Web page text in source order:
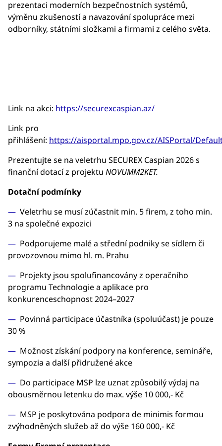
prezentaci moderních bezpečnostních systémů,
výměnu zkušeností a navazování spolupráce mezi
odborníky, státními složkami a firmami z celého světa.
Link na akci: https://securexcaspian.az/
Link pro
přihlášení: https://aisportal.mpo.gov.cz/AISPortal/
Prezentujte se na veletrhu SECUREX Caspian 2026 s
finanční dotací z projektu NOVUMM2KET.
Dotační podmínky
Veletrhu se musí zúčastnit min. 5 firem, z toho min.
3 na společné expozici
Podporujeme malé a střední podniky se sídlem či
provozovnou mimo hl. m. Prahu
Projekty jsou spolufinancovány z operačního
programu Technologie a aplikace pro
konkurenceschopnost 2024–2027
Povinná participace účastníka (spoluúčast) je pouze
30 %
Možnost získání podpory na konference, semináře,
sympozia a další přidružené akce
Do participace MSP lze uznat způsobilý výdaj na
obousměrnou letenku do max. výše 10 000,- Kč
MSP je poskytována podpora de minimis formou
zvýhodněných služeb až do výše 160 000,- Kč